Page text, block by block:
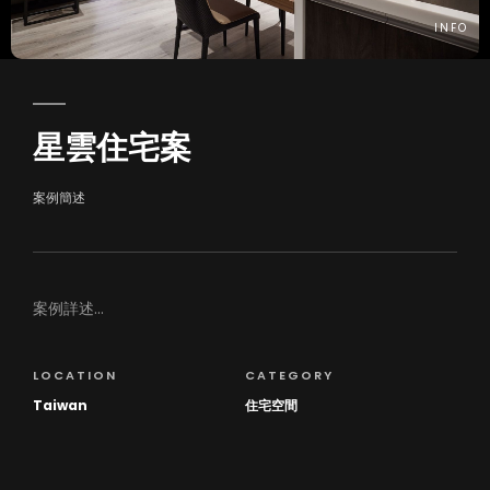
INFO
星雲住宅案
案例簡述
案例詳述...
LOCATION
Taiwan
CATEGORY
住宅空間